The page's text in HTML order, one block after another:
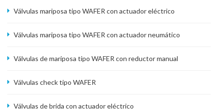
Válvulas mariposa tipo WAFER con actuador eléctrico
Válvulas mariposa tipo WAFER con actuador neumático
Válvulas de mariposa tipo WAFER con reductor manual
Válvulas check tipo WAFER
Válvulas de brida con actuador eléctrico